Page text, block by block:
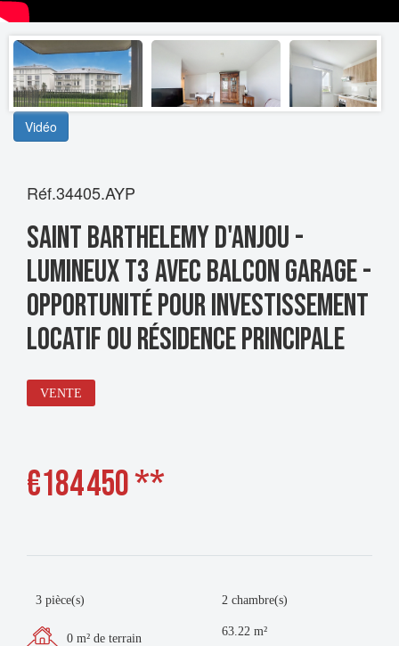
Vidéo
Réf.34405.AYP
SAINT BARTHELEMY D'ANJOU -
Lumineux T3 avec balcon garage -
Opportunité pour Investissement
locatif ou Résidence principale
VENTE
€184 450**
3 pièce(s) 2 chambre(s)
0 m² de terrain 63.22 m²